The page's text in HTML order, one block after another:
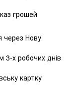
грошей
через Нову
3-х робочих днів
картку